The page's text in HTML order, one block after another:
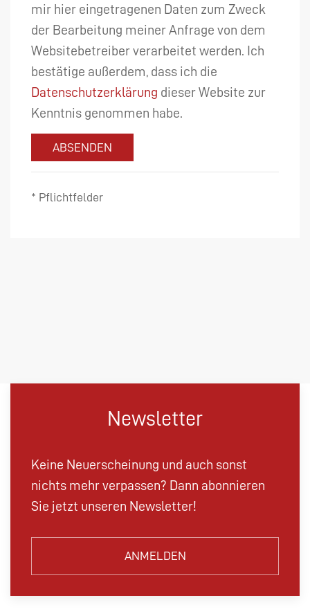
mir hier eingetragenen Daten zum Zweck
der Bearbeitung meiner Anfrage von dem
Websitebetreiber verarbeitet werden. Ich
bestätige außerdem, dass ich die
Datenschutzerklärung dieser Website zur
Kenntnis genommen habe.
ABSENDEN
* Pflichtfelder
Newsletter
Keine Neuerscheinung und auch sonst
nichts mehr verpassen? Dann abonnieren
Sie jetzt unseren Newsletter!
ANMELDEN